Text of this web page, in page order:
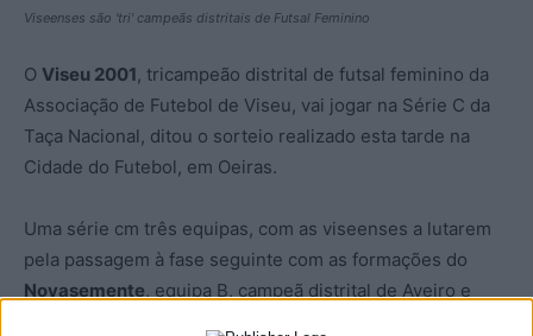
Viseenses são 'tri' campeãs distritais de Futsal Feminino
O Viseu 2001, tricampeão distrital de futsal feminino da
Associação de Futebol de Viseu, vai jogar na Série C da
Taça Nacional, ditou o sorteio realizado esta tarde na
Cidade do Futebol, em Oeiras.
Uma série cm três equipas, com as viseenses a lutarem
pela passagem à fase seguinte com as formações do
Novasemente, equipa B, campeã distrital de Aveiro e